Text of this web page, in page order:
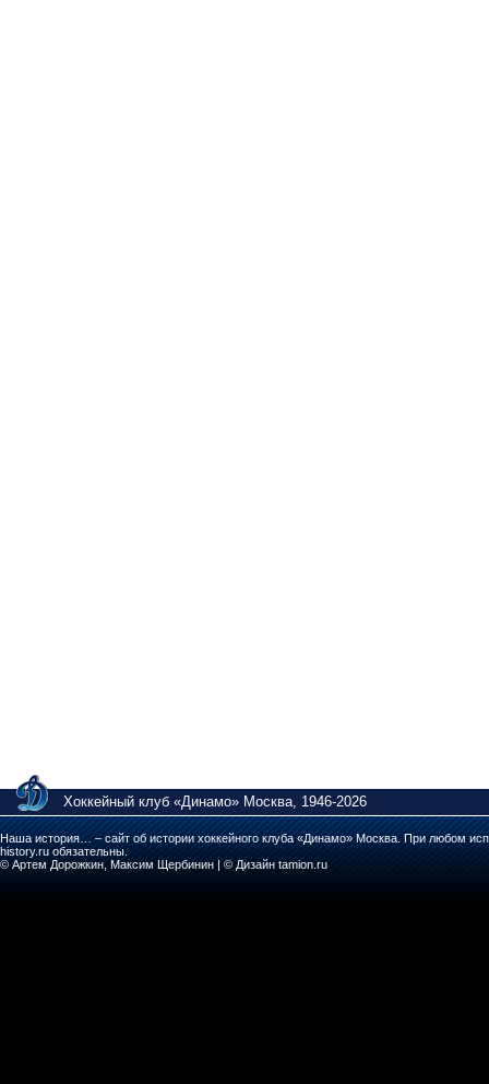
Хоккейный клуб «Динамо» Москва, 1946-2026
Наша история… – сайт об истории хоккейного клуба «Динамо» Москва. При любом
history.ru обязательны.
© Артем Дорожкин, Максим Щербинин | © Дизайн tamion.ru